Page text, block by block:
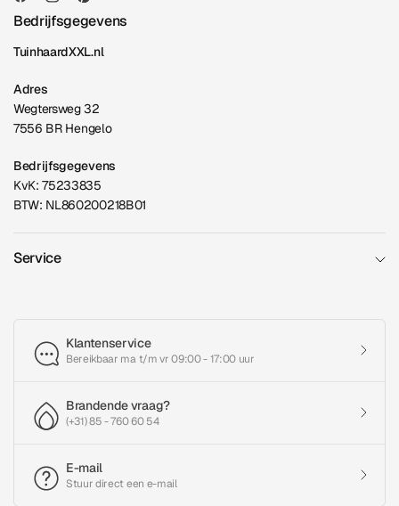
Bedrijfsgegevens
TuinhaardXXL.nl
Adres
Wegtersweg 32
7556 BR Hengelo
Bedrijfsgegevens
KvK: 75233835
BTW: NL860200218B01
Service
Klantenservice
Bereikbaar ma t/m vr 09:00 - 17:00 uur
Brandende vraag?
(+31) 85 - 760 60 54
E-mail
Stuur direct een e-mail